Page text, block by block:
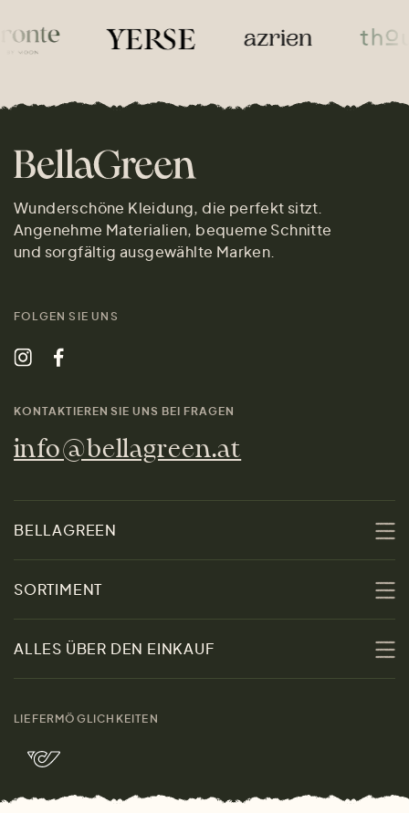
Wunderschöne Kleidung, die perfekt sitzt.
Angenehme Materialien, bequeme Schnitte
und sorgfältig ausgewählte Marken.
FOLGEN SIE UNS
KONTAKTIEREN SIE UNS BEI FRAGEN
info@bellagreen.at
BELLAGREEN
Nachhaltigkeit
Kontakt
Marken
Bella Green Magazin
SORTIMENT
Damen
Herren
Wohnen
ALLES ÜBER DEN EINKAUF
LIEFERMÖGLICHKEITEN